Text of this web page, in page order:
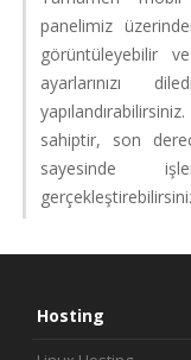
panelimiz
görüntüleyebilir
ayarlarınızı
sahiptir, son
sayesinde
Hosting